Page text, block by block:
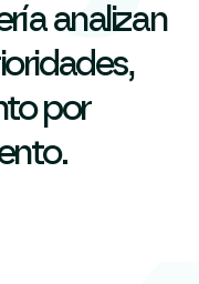
analizan
por